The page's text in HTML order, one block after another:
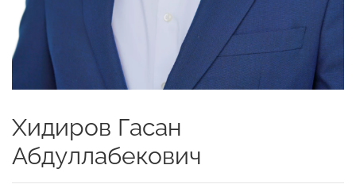
Хидиров Гасан
Абдуллабекович